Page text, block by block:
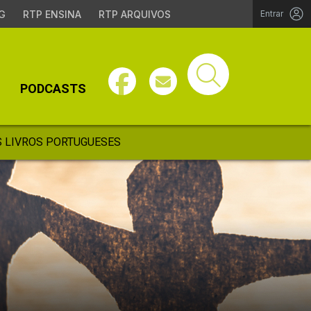
RTP ENSINA RTP ARQUIVOS Entrar
PODCASTS
LIVROS PORTUGUESES